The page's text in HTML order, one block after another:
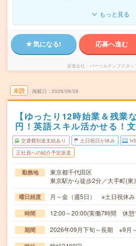
もっと見る
気になる! 応募へ進む
派遣会社 パーソルテンプスタッ
未読 掲載日 2026/08/08
【ゆったり12時始業＆残業
円！英語スキル活かせる！
交通費別途支給あり 土日祝日が休み
正社員への紹介予定派遣
勤務地
東京都千代田区
東京駅から徒歩2分／大手町(
曜日頻度 月～金（週5日） ※土日祝休み
時間 12:00～20:00(実働7時間 休憩
期間 2026年09月下旬～長期 ※9月